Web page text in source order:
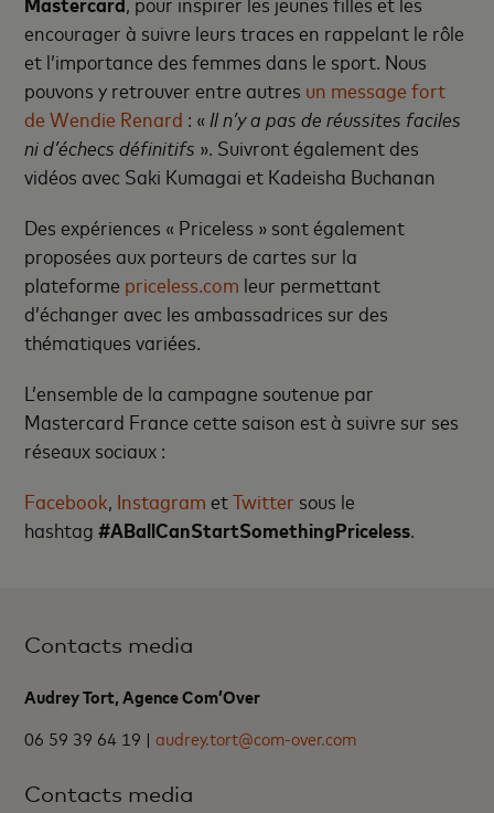
encourager à suivre leurs traces en rappelant le rôle
et l’importance des femmes dans le sport. Nous
pouvons y retrouver entre autres un message fort
de Wendie Renard : « Il n’y a pas de réussites faciles
ni d’échecs définitifs ». Suivront également des
vidéos avec Saki Kumagai et Kadeisha Buchanan
Des expériences « Priceless » sont également
proposées aux porteurs de cartes sur la
plateforme priceless.com leur permettant
d’échanger avec les ambassadrices sur des
thématiques variées.
L’ensemble de la campagne soutenue par
Mastercard France cette saison est à suivre sur ses
réseaux sociaux :
Facebook Instagram etTwitter sous le
hashtag#ABallCanStartSomethingPriceless
Contacts media
Audrey Tort, Agence Com’Over
06 59 39 64 19 |audrey.tort@com-over.com
Contacts media